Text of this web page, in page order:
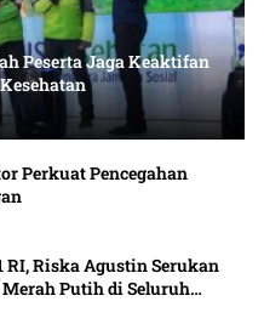
Peserta Jaga Keaktifan
Perkuat Pencegahan
RI, Riska Agustin Serukan
Putih di Seluruh